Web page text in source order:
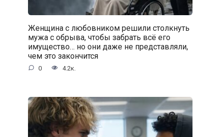
Женщина с любовником решили столкнуть
мужа с обрыва, чтобы забрать всё его
имущество… но они даже не представляли,
чем это закончится
0 4.2к.